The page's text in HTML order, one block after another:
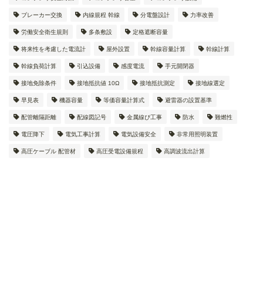
ブレーカー交換 内線規程 幹線 分電盤設計 力率改善
労働安全衛生規則 多条敷設 定格遮断容量
将来性を考慮した電流計 屋外設置 幹線容量計算 幹線計算
幹線負荷計算 引込設備 感度電流 手元開閉器
接地免除条件 接地抵抗値 10Ω 接地抵抗測定 接地線選定
早見表 機器容量 等価容量計算式 避雷器の設置基準
配管離隔距離 配線図記号 金属線ぴ工事 防水 難燃性
電圧降下 電気工事計算 電気設備安全 非常用照明装置
高圧ケーブル 配管材 高圧受電設備規程 高調波流出計算